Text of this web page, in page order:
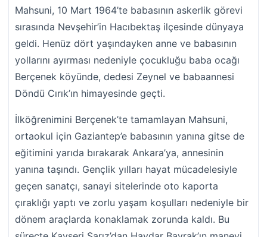
Mahsuni, 10 Mart 1964’te babasının askerlik görevi
sırasında Nevşehir’in Hacıbektaş ilçesinde dünyaya
geldi. Henüz dört yaşındayken anne ve babasının
yollarını ayırması nedeniyle çocukluğu baba ocağı
Berçenek köyünde, dedesi Zeynel ve babaannesi
Döndü Cırık’ın himayesinde geçti.
İlköğrenimini Berçenek’te tamamlayan Mahsuni,
ortaokul için Gaziantep’e babasının yanına gitse de
eğitimini yarıda bırakarak Ankara’ya, annesinin
yanına taşındı. Gençlik yılları hayat mücadelesiyle
geçen sanatçı, sanayi sitelerinde oto kaporta
çıraklığı yaptı ve zorlu yaşam koşulları nedeniyle bir
dönem araçlarda konaklamak zorunda kaldı. Bu